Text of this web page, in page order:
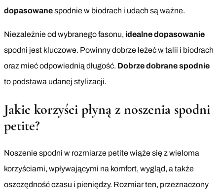
dopasowanespodnie w biodrach i udach są ważne.
Niezależnie od wybranego fasonu, idealne dopasowanie
spodni jest kluczowe. Powinny dobrze leżeć w talii i biodrach
oraz mieć odpowiednią długość. Dobrze dobrane spodnie
to podstawa udanej stylizacji.
Jakie korzyści płyną z noszenia spodni
petite?
Noszenie spodni w rozmiarze petite wiąże się z wieloma
korzyściami, wpływającymi na komfort, wygląd, a także
oszczędność czasu i pieniędzy. Rozmiar ten, przeznaczony